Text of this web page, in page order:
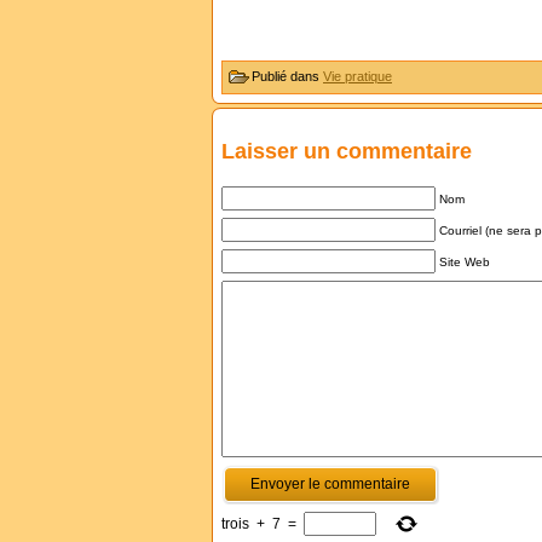
Publié dans Vie pratique
Laisser un commentaire
Nom
Courriel (ne sera
Site Web
trois + 7 =